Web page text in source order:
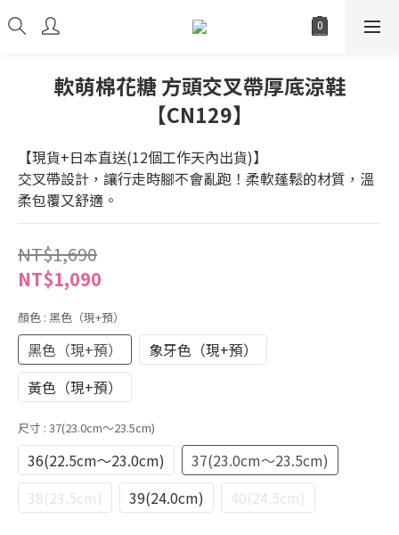
軟萌棉花糖 方頭交叉帶厚底涼鞋
【CN129】
【現貨+日本直送(12個工作天內出貨)】
交叉帶設計，讓行走時腳不會亂跑！柔軟蓬鬆的材質，溫
柔包覆又舒適。
NT$1,690
NT$1,090
顏色 : 黑色（現+預）
黑色（現+預）
象牙色（現+預）
黃色（現+預）
尺寸 : 37(23.0cm～23.5cm)
36(22.5cm～23.0cm)
37(23.0cm～23.5cm)
38(23.5cm)
39(24.0cm) 40(24.5cm)